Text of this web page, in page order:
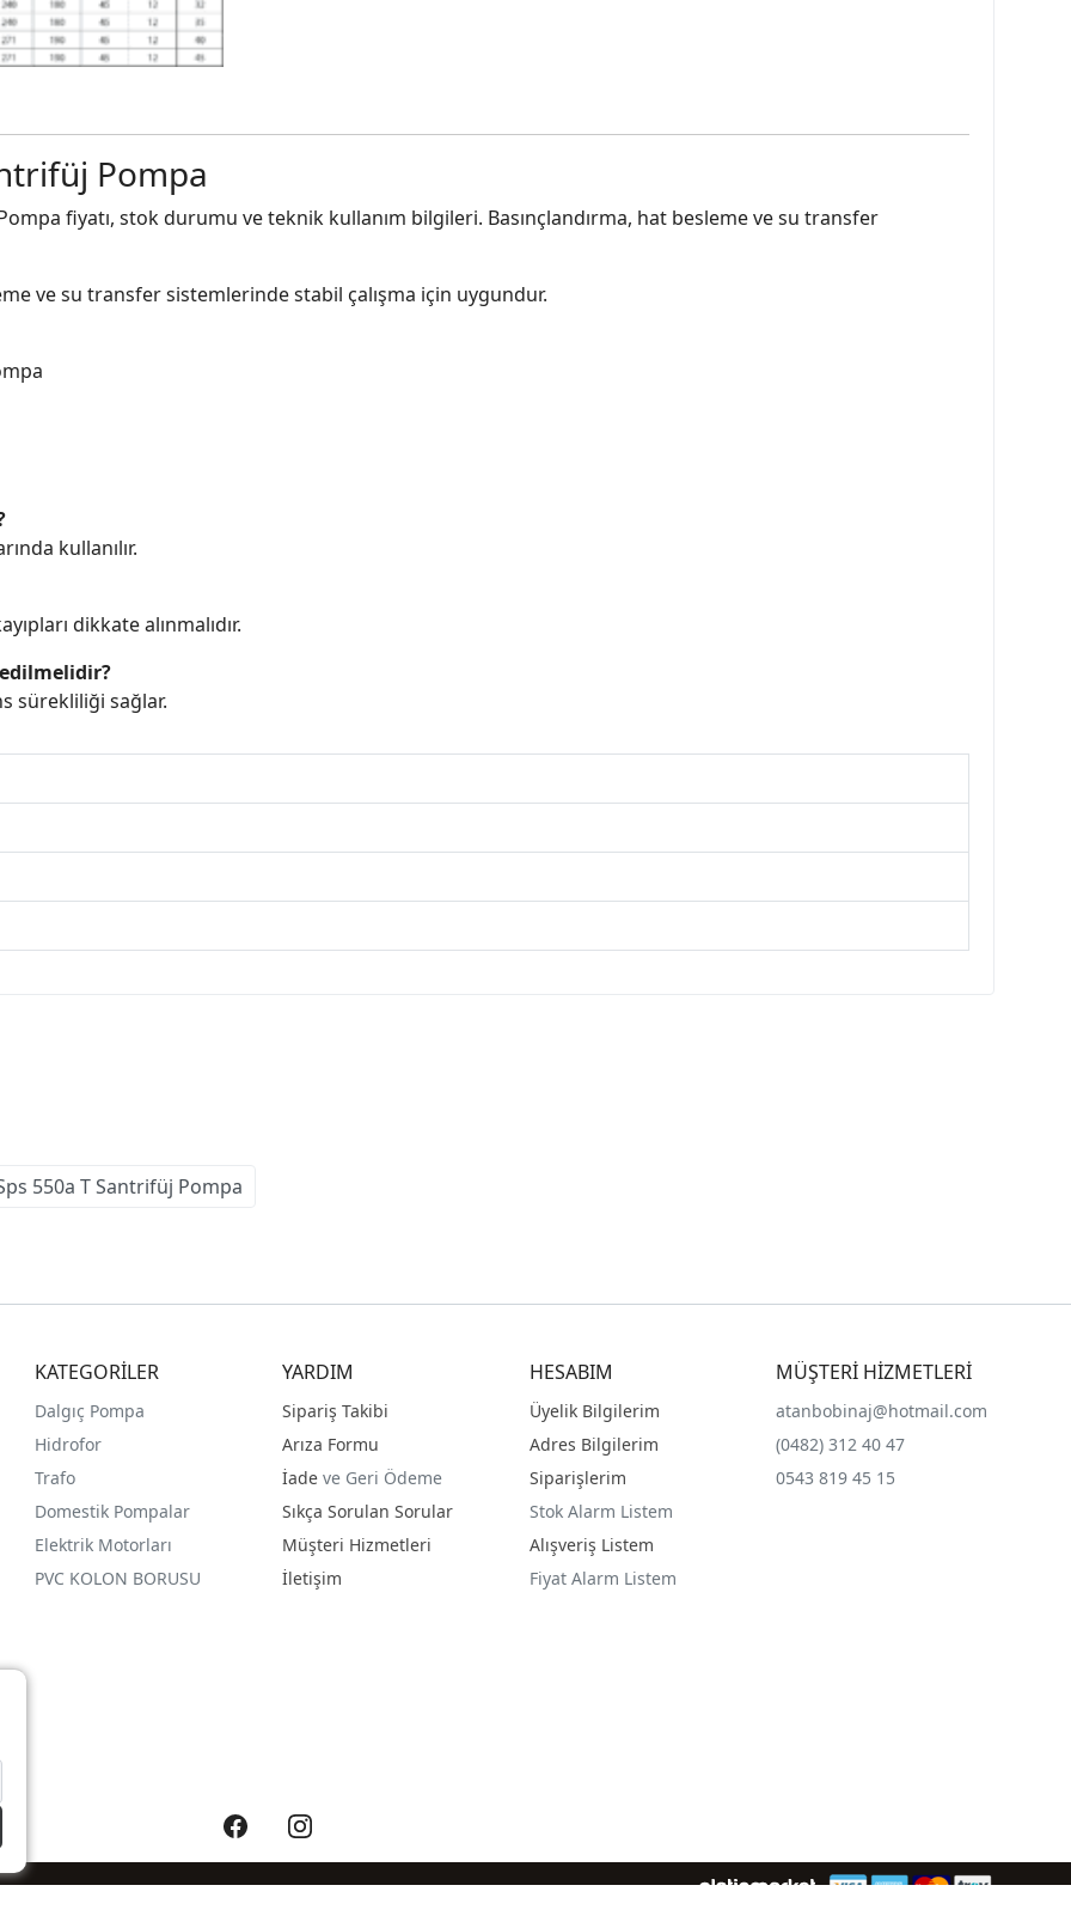
Pompa
fiyatı, stok durumu ve teknik kullanım bilgileri. Basınçlandırma, hat besleme ve su transfer
ve su transfer sistemlerinde stabil çalışma için uygundur.
kullanılır.
dikkate alınmalıdır.
sürekliliği sağlar.
550a T Santrifüj Pompa
KATEGORİLER
Dalgıç Pompa
Hidrofor
Trafo
Domestik Pompalar
Elektrik Motorları
PVC KOLON BORUSU
YARDIM
Sipariş Takibi
Arıza Formu
İade ve Geri Ödeme
Sıkça Sorulan Sorular
Müşteri Hizmetleri
İletişim
HESABIM
Üyelik Bilgilerim
Adres Bilgilerim
Siparişlerim
Stok Alarm Listem
Alışveriş Listem
Fiyat Alarm Listem
MÜŞTERİ HİZMETLERİ
atanbobinaj@hotmail.com
(0482) 312 40 47
0543 819 45 15